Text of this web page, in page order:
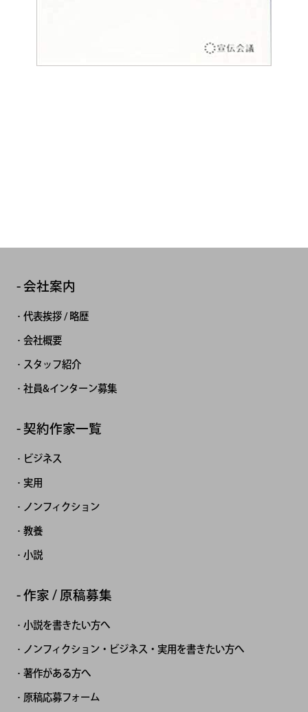
会社案内
代表挨拶 / 略歴
会社概要
スタッフ紹介
社員&インターン募集
契約作家一覧
ビジネス
実用
ノンフィクション
教養
小説
作家 / 原稿募集
小説を書きたい方へ
ノンフィクション・ビジネス・実用を書きたい方へ
著作がある方へ
原稿応募フォーム